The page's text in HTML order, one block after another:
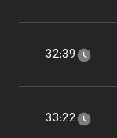
32:39
33:22